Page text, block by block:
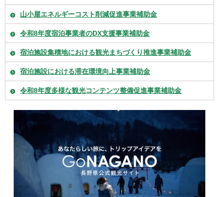
山小屋エネルギーコスト削減促進事業補助金
令和8年度宿泊事業者のDX支援事業補助金
宿泊施設集積地における観光まちづくり推進事業補助金
宿泊施設における滞在環境向上事業補助金
令和8年度多様な観光コンテンツ整備促進事業補助金